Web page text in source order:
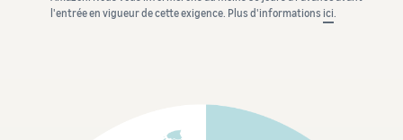
l'entrée en vigueur de cette exigence. Plus d'informations ici